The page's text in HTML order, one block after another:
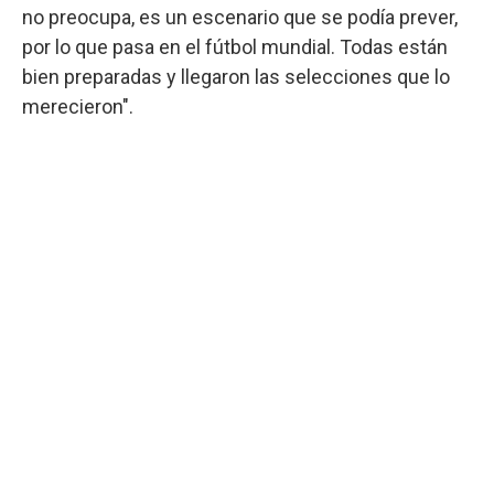
no preocupa, es un escenario que se podía prever,
por lo que pasa en el fútbol mundial. Todas están
bien preparadas y llegaron las selecciones que lo
merecieron".